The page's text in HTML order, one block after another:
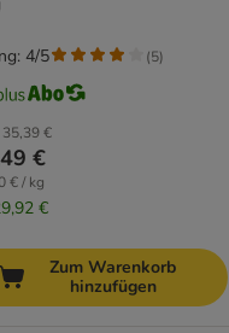
35,39 €
€
€ / kg
€
4/5 (5)
Zum Warenkorb
hinzufügen